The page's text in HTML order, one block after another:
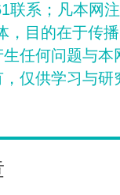
联系；凡本网
，目的在于传
任何问题与
仅供学习与